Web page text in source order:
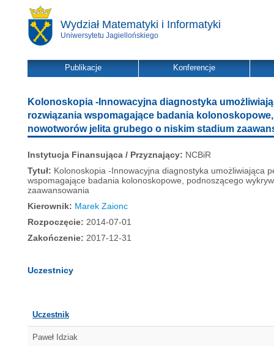
Wydział Matematyki i Informatyki
Uniwersytetu Jagiellońskiego
Publikacje Konferencje
Kolonoskopia -Innowacyjna diagnostyka
rozwiązania wspomagające badania
nowotworów jelita grubego o niskim stadium
Instytucja Finansująca / Przyznający: NCBiR
Tytuł: Kolonoskopia -Innowacyjna diagnostyka umożliwiająca
wspomagające badania kolonoskopowe, podnoszącego
zaawansowania
Kierownik: Marek Zaionc
Rozpoczęcie: 2014-07-01
Zakończenie: 2017-12-31
Uczestnicy
Uczestnik
Paweł Idziak